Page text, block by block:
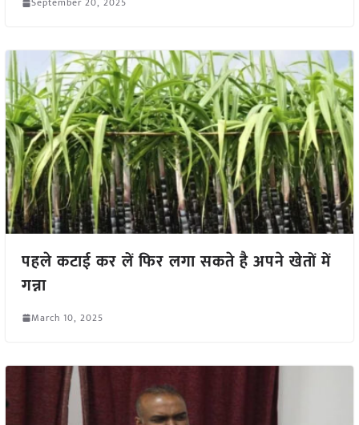
पहले कटाई कर लें फिर लगा सकते है अपने खेतों में
गन्ना
March 10, 2025